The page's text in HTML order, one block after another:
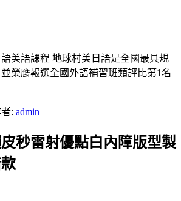
美語課程 地球村美日語是全國最具規
榮膺報選全國外語補習班類評比第1名
: admin
秒雷射優點白內障版型製